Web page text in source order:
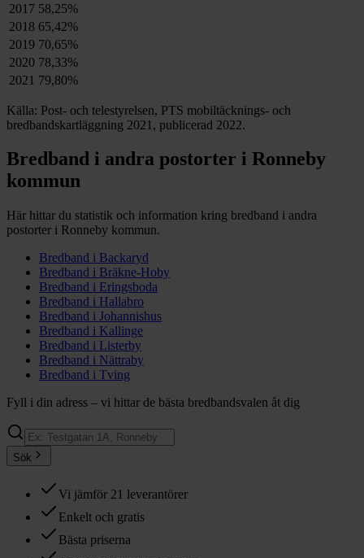
2017 58,25%
2018 65,42%
2019 70,65%
2020 78,33%
2021 79,80%
Källa: Post- och telestyrelsen, PTS mobiltäcknings- och
bredbandskartläggning 2021, publicerad 2022.
Bredband i andra postorter i Ronneby
kommun
Här hittar du statistik och information kring bredband i andra
postorter i Ronneby kommun.
Bredband i Backaryd
Bredband i Bräkne-Hoby
Bredband i Eringsboda
Bredband i Hallabro
Bredband i Johannishus
Bredband i Kallinge
Bredband i Listerby
Bredband i Nättraby
Bredband i Tving
Fyll i din adress – vi hittar de bästa bredbandsvalen åt dig
Sök
Vi jämför 21 leverantörer
Enkelt och gratis
Bästa priserna